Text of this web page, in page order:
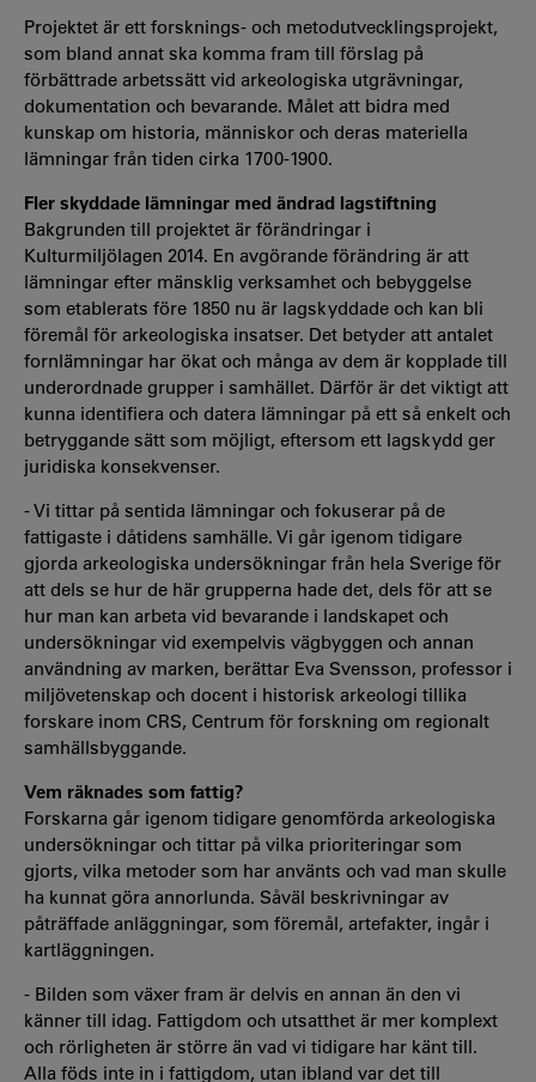
Projektet är ett forsknings- och metodutvecklingsprojekt,
som bland annat ska komma fram till förslag på
förbättrade arbetssätt vid arkeologiska utgrävningar,
dokumentation och bevarande. Målet att bidra med
kunskap om historia, människor och deras materiella
lämningar från tiden cirka 1700-1900.
Fler skyddade lämningar med ändrad lagstiftning
Bakgrunden till projektet är förändringar i
Kulturmiljölagen 2014. En avgörande förändring är att
lämningar efter mänsklig verksamhet och bebyggelse
som etablerats före 1850 nu är lagskyddade och kan bli
föremål för arkeologiska insatser. Det betyder att antalet
fornlämningar har ökat och många av dem är kopplade till
underordnade grupper i samhället. Därför är det viktigt att
kunna identifiera och datera lämningar på ett så enkelt och
betryggande sätt som möjligt, eftersom ett lagskydd ger
juridiska konsekvenser.
- Vi tittar på sentida lämningar och fokuserar på de
fattigaste i dåtidens samhälle. Vi går igenom tidigare
gjorda arkeologiska undersökningar från hela Sverige för
att dels se hur de här grupperna hade det, dels för att se
hur man kan arbeta vid bevarande i landskapet och
undersökningar vid exempelvis vägbyggen och annan
användning av marken, berättar Eva Svensson, professor i
miljövetenskap och docent i historisk arkeologi tillika
forskare inom CRS, Centrum för forskning om regionalt
samhällsbyggande.
Vem räknades som fattig?
Forskarna går igenom tidigare genomförda arkeologiska
undersökningar och tittar på vilka prioriteringar som
gjorts, vilka metoder som har använts och vad man skulle
ha kunnat göra annorlunda. Såväl beskrivningar av
påträffade anläggningar, som föremål, artefakter, ingår i
kartläggningen.
- Bilden som växer fram är delvis en annan än den vi
känner till idag. Fattigdom och utsatthet är mer komplext
och rörligheten är större än vad vi tidigare har känt till.
Alla föds inte in i fattigdom, utan ibland var det till